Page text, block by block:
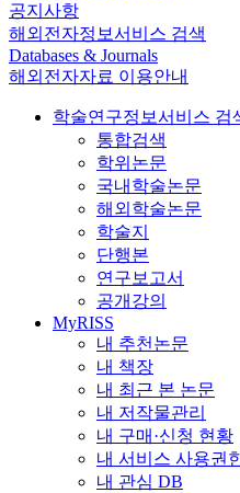
공지사항
해외전자정보서비스 검색
Databases & Journals
해외전자자료 이용안내
학술연구정보서비스 검
통합검색
학위논문
국내학술논문
해외학술논문
학술지
단행본
연구보고서
공개강의
MyRISS
내 추천논문
내 책장
내 최근 본 논문
내 저작물관리
내 구매·신청 현황
내 서비스 사용권
내 관심 DB